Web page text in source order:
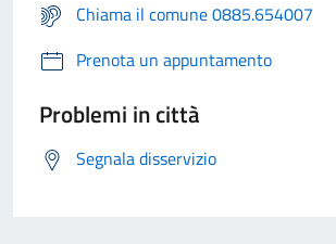
Chiama il comune 0885.654007
Prenota un appuntamento
Problemi in città
Segnala disservizio